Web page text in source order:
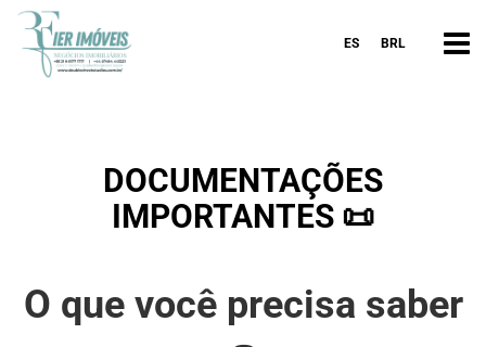
ES BRL
DOCUMENTAÇÕES
IMPORTANTES 📜
O que você precisa saber